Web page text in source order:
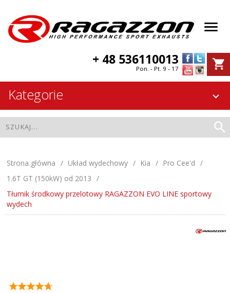
+ 48 536110013
Pon. - Pt. 9 - 17
Kategorie
Strona główna Układ wydechowy Kia
Pro Cee'd
1.6T GT (150kW) od 2013
Tłumik środkowy przelotowy RAGAZZON EVO LINE sportowy
wydech